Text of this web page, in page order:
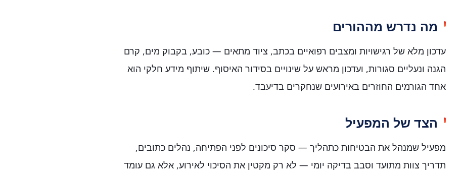
מה נדרש מההורים
עדכון מלא של רגישויות ומצבים רפואיים בכתב, ציוד מתאים — כובע, בקבוק מים, קרם
הגנה ונעליים סגורות, ועדכון מראש על שינויים בסידור האיסוף. שיתוף מידע חלקי הוא
אחד הגורמים החוזרים באירועים שנחקרים בדיעבד.
הצד של המפעיל
מפעיל שמנהל את הבטיחות כתהליך — סקר סיכונים לפני הפתיחה, נהלים כתובים,
תדריך צוות מתועד וסבב בדיקה יומי — לא רק מקטין את הסיכוי לאירוע, אלא גם עומד